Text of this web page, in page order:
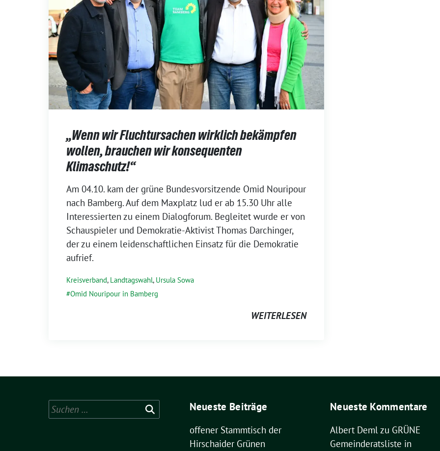
„Wenn wir Fluchtursachen wirklich bekämpfen
wollen, brauchen wir konsequenten
Klimaschutz!“
7.
Oktober
2023
Am 04.10. kam der grüne Bundesvorsitzende Omid Nouripour
nach Bamberg. Auf dem Maxplatz lud er ab 15.30 Uhr alle
Interessierten zu einem Dialogforum. Begleitet wurde er von
Schauspieler und Demokratie-Aktivist Thomas Darchinger,
der zu einem leidenschaftlichen Einsatz für die Demokratie
aufrief.
Kreisverband, Landtagswahl, Ursula Sowa
Omid Nouripour in Bamberg
WEITERLESEN
Suchen
nach:
Neueste Beiträge
offener Stammtisch der
Hirschaider Grünen
Neueste Kommentare
Albert Demlzu GRÜNE
Gemeinderatsliste in